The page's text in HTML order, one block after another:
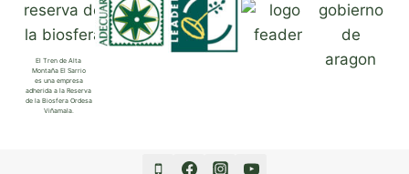
El Tren de Alta
Montaña El Sarrio
es una empresa
adherida a la Reserva
de la Biosfera Ordesa
Viñamala.